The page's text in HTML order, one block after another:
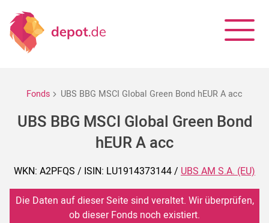
Fonds UBS BBG MSCI Global Green Bond hEUR A acc
UBS BBG MSCI Global Green Bond
hEUR A acc
WKN: A2PFQS / ISIN: LU1914373144 / UBS AM S.A. (EU)
Die Daten auf dieser Seite sind veraltet. Wir überprüfen,
ob dieser Fonds noch existiert.